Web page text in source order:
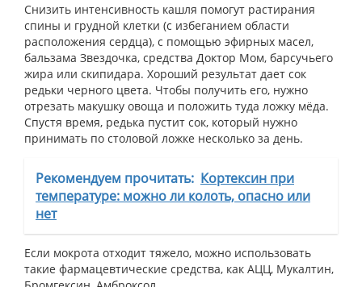
Снизить интенсивность кашля помогут растирания
спины и грудной клетки (с избеганием области
расположения сердца), с помощью эфирных масел,
бальзама Звездочка, средства Доктор Мом, барсучьего
жира или скипидара. Хороший результат дает сок
редьки черного цвета. Чтобы получить его, нужно
отрезать макушку овоща и положить туда ложку мёда.
Спустя время, редька пустит сок, который нужно
принимать по столовой ложке несколько за день.
Рекомендуем прочитать: Кортексин при
температуре: можно ли колоть, опасно или
нет
Если мокрота отходит тяжело, можно использовать
такие фармацевтические средства, как АЦЦ, Мукалтин,